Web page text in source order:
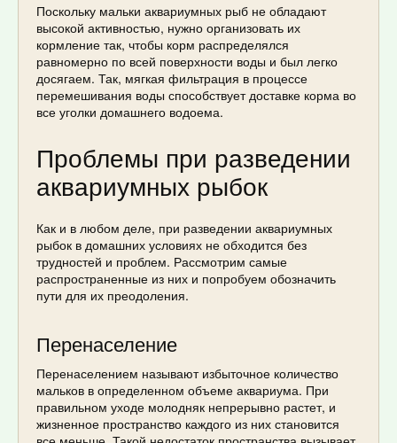
Поскольку мальки аквариумных рыб не обладают
высокой активностью, нужно организовать их
кормление так, чтобы корм распределялся
равномерно по всей поверхности воды и был легко
досягаем. Так, мягкая фильтрация в процессе
перемешивания воды способствует доставке корма во
все уголки домашнего водоема.
Проблемы при разведении
аквариумных рыбок
Как и в любом деле, при разведении аквариумных
рыбок в домашних условиях не обходится без
трудностей и проблем. Рассмотрим самые
распространенные из них и попробуем обозначить
пути для их преодоления.
Перенаселение
Перенаселением называют избыточное количество
мальков в определенном объеме аквариума. При
правильном уходе молодняк непрерывно растет, и
жизненное пространство каждого из них становится